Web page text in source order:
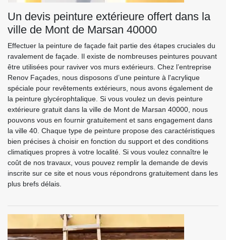
Un devis peinture extérieure offert dans la
ville de Mont de Marsan 40000
Effectuer la peinture de façade fait partie des étapes cruciales du
ravalement de façade. Il existe de nombreuses peintures pouvant
être utilisées pour raviver vos murs extérieurs. Chez l’entreprise
Renov Façades, nous disposons d’une peinture à l'acrylique
spéciale pour revêtements extérieurs, nous avons également de
la peinture glycérophtalique. Si vous voulez un devis peinture
extérieure gratuit dans la ville de Mont de Marsan 40000, nous
pouvons vous en fournir gratuitement et sans engagement dans
la ville 40. Chaque type de peinture propose des caractéristiques
bien précises à choisir en fonction du support et des conditions
climatiques propres à votre localité. Si vous voulez connaître le
coût de nos travaux, vous pouvez remplir la demande de devis
inscrite sur ce site et nous vous répondrons gratuitement dans les
plus brefs délais.